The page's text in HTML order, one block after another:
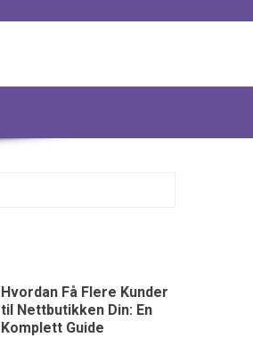
Hvordan Få Flere Kunder
til Nettbutikken Din: En
Komplett Guide